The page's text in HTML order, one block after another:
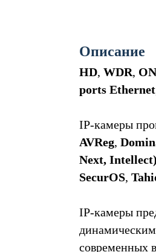
Описание
HD, WDR,
ports Ethernet
IP-камеры
AVReg,
Next,
SecurOS,
IP-камеры
современных